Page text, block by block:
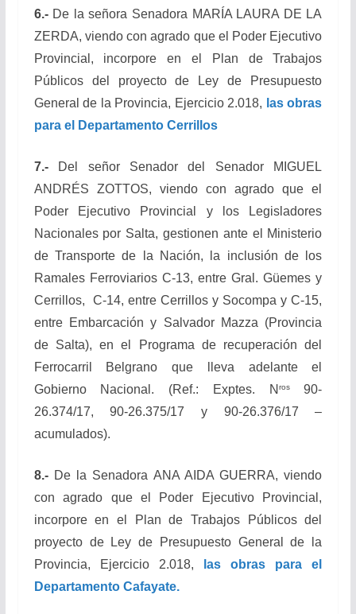
6.-De la señora Senadora MARÍA LAURA DE LA
ZERDA, viendo con agrado que el Poder Ejecutivo
Provincial, incorpore en el Plan de Trabajos
Públicos del proyecto de Ley de Presupuesto
General de la Provincia, Ejercicio 2.018, las obras
para el Departamento Cerrillos
7.-Del señor Senador del Senador MIGUEL
ANDRÉS ZOTTOS, viendo con agrado que el
Poder Ejecutivo Provincial y los Legisladores
Nacionales por Salta, gestionen ante el Ministerio
de Transporte de la Nación, la inclusión de los
Ramales Ferroviarios C-13, entre Gral. Güemes y
Cerrillos, C-14, entre Cerrillos y Socompa y C-15,
entre Embarcación y Salvador Mazza (Provincia
de Salta), en el Programa de recuperación del
Ferrocarril Belgrano que lleva adelante el
Gobierno Nacional. (Ref.: Exptes. N ros90-
26.374/17, 90-26.375/17 y 90-26.376/17 –
acumulados).
8.-De la Senadora ANA AIDA GUERRA, viendo
con agrado que el Poder Ejecutivo Provincial,
incorpore en el Plan de Trabajos Públicos del
proyecto de Ley de Presupuesto General de la
Provincia, Ejercicio 2.018,
las obras para el
Departamento Cafayate.